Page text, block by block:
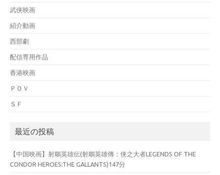
武侠映画
紹介動画
西部劇
配信専用作品
香港映画
ＰＯＶ
ＳＦ
最近の投稿
【中国映画】射鵰英雄伝(射鵰英雄傳：侠之大者LEGENDS OF THE
CONDOR HEROES:THE GALLANTS)147分